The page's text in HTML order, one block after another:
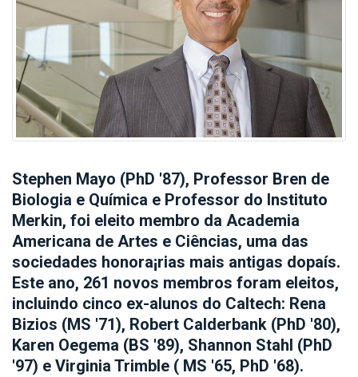
Stephen Mayo (PhD '87), Professor Bren de
Biologia e Quí­mica e Professor do Instituto
Merkin, foi eleito membro da Academia
Americana de Artes e Ciências, uma das
sociedades honora¡rias mais antigas dopaís.
Este ano, 261 novos membros foram eleitos,
incluindo cinco ex-alunos do Caltech: Rena
Bizios (MS '71), Robert Calderbank (PhD '80),
Karen Oegema (BS '89), Shannon Stahl (PhD
'97) e Virginia Trimble ( MS '65, PhD '68).